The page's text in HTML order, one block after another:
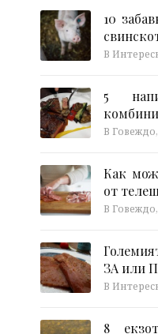
10
В
5
В
Как
от
В
ЗА или
В
8